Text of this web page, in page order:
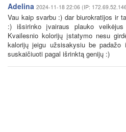
Adelina 2024-11-18 22:06 (IP:
Vau kaip svarbu :) dar biurokratijos ir
:) išsirinko įvairaus plauko
Kvailesnio kolorijų įstatymo nesu
kalorijų jeigu užsisakysiu be
suskaičiuoti pagal išrinktą genijų :)